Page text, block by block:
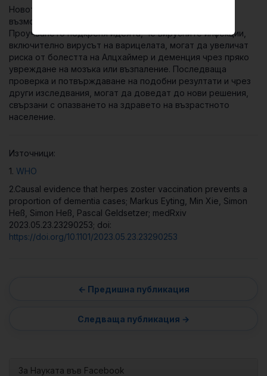
Новото изследване допринася за разбирането на
възможната връзка между херпеса и деменцията.
Проучването подкрепя идеята, че вирусните инфекции,
включително вирусът на варицелата, могат да увеличат
риска от болестта на Алцхаймер и деменция чрез пряко
увреждане на мозъка или възпаление. Последваща
проверка и потвърждаване на подобни резултати и чрез
други изследвания, могат да доведат до нови решения,
свързани с опазването на здравето на възрастното
население.
Източници:
1. WHO
2.Causal evidence that herpes zoster vaccination prevents a
proportion of dementia cases; Markus Eyting Min Xie Simon
Heß Simon Heß Pascal Geldsetzer; medRxiv
2023.05.23.23290253; doi:
https://doi.org/10.1101/2023.05.23.23290253
За Науката във Facebook